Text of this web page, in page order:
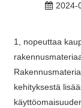
2024-
1, nopeuttaa
kehityksestä